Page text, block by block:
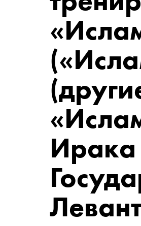
«
Ирака